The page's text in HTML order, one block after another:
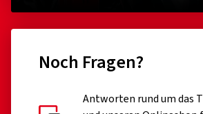
(0)
Noch Fragen?
Antworten rund um das